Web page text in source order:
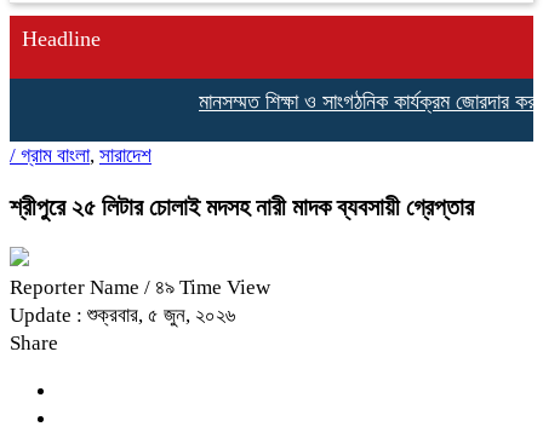
Headline
মানসম্মত শিক্ষা ও সাংগঠনিক কার্যক্রম জোরদার করতে
/ গ্রাম বাংলা, সারাদেশ
শ্রীপুরে ২৫ লিটার চোলাই মদসহ নারী মাদক ব্যবসায়ী গ্রেপ্তার
Reporter Name / ৪৯ Time View
Update : শুক্রবার, ৫ জুন, ২০২৬
Share